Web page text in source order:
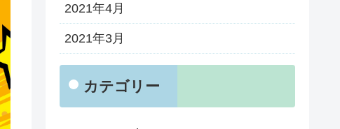
2021年4月
2021年3月
カテゴリー